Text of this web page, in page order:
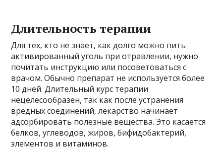
Длительность терапии
Для тех, кто не знает, как долго можно пить
активированный уголь при отравлении, нужно
почитать инструкцию или посоветоваться с
врачом. Обычно препарат не используется более
10 дней. Длительный курс терапии
нецелесообразен, так как после устранения
вредных соединений, лекарство начинает
адсорбировать полезные вещества. Это касается
белков, углеводов, жиров, бифидобактерий,
элементов и витаминов.